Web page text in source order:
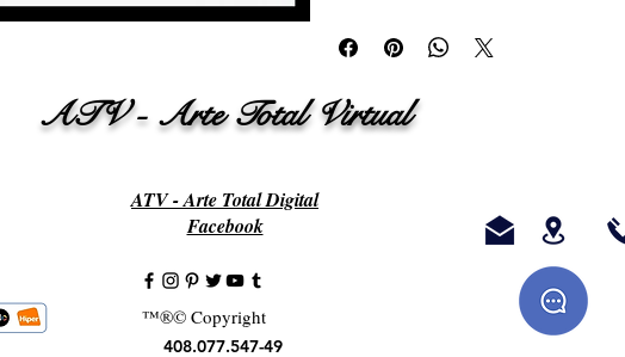
Use a sua Imaginação. Ao adquirir a
Imagem, poderás imprimi-la na
Gráfica. A impressão poderá ser de
qualquer tamanho e desta forma
Painel para seu Ambiente.
Temos também a opção de nos enviar
que formemos um Quadro à Óleo, ou
Painel para seu ambiente.
ATV - Arte Total Virtual
ATV - Arte Total Digital
Facebook
™®© Copyright
408.077.547-49